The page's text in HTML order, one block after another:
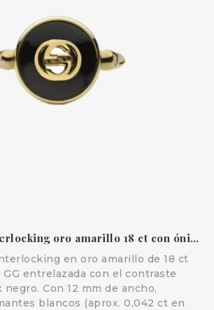
Anillo Gucci Interlocking oro amarillo 18 ct con ónix y diamantes
en oro amarillo de 18 ct
GG entrelazada con el contraste
Con 12 mm de ancho,
blancos (aprox. 0,042 ct en